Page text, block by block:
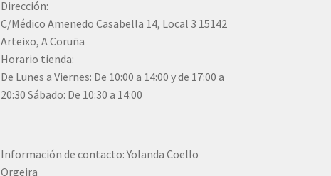
Dirección:
C/Médico Amenedo Casabella 14, Local 3 15142
Arteixo, A Coruña
Horario tienda:
De Lunes a Viernes: De 10:00 a 14:00 y de 17:00 a
20:30 Sábado: De 10:30 a 14:00
Información de contacto: Yolanda Coello
Orgeira